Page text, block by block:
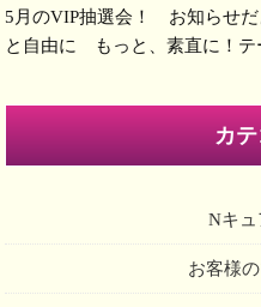
5月のVIP抽選会！ お知らせだ
と自由に もっと、素直に！テ
カ
Nキュ
お客様